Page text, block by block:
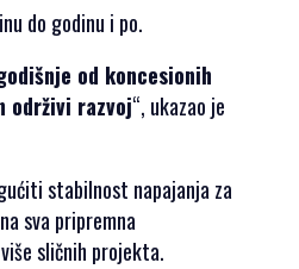
do godinu i po.
od koncesionih
održivi razvoj“, ukazao je
stabilnost napajanja za
sva pripremna
sličnih projekta.